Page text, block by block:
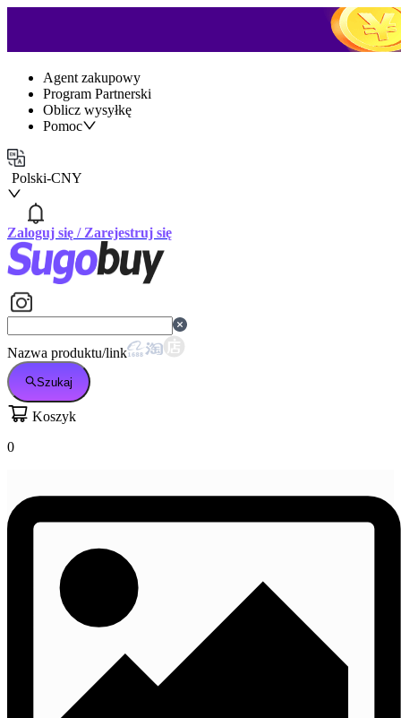
Agent zakupowy
Program Partnerski
Oblicz wysyłkę
Pomoc
Polski-CNY
Zaloguj się / Zarejestruj się
Nazwa produktu/link
Szukaj
Koszyk
0